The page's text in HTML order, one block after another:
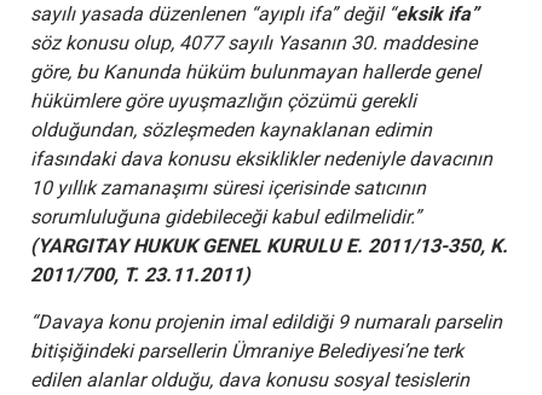
sayılı yasada düzenlenen “ayıplı ifa” değil “eksik ifa”
söz konusu olup, 4077 sayılı Yasanın 30. maddesine
göre, bu Kanunda hüküm bulunmayan hallerde genel
hükümlere göre uyuşmazlığın çözümü gerekli
olduğundan, sözleşmeden kaynaklanan edimin
ifasındaki dava konusu eksiklikler nedeniyle davacının
10 yıllık zamanaşımı süresi içerisinde satıcının
sorumluluğuna gidebileceği kabul edilmelidir.”
(YARGITAY HUKUK GENEL KURULU E. 2011/13-350, K.
2011/700, T. 23.11.2011)
“Davaya konu projenin imal edildiği 9 numaralı parselin
bitişiğindeki parsellerin Ümraniye Belediyesi’ne terk
edilen alanlar olduğu, dava konusu sosyal tesislerin